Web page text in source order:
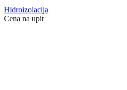
Hidroizolacija
Cena na upit